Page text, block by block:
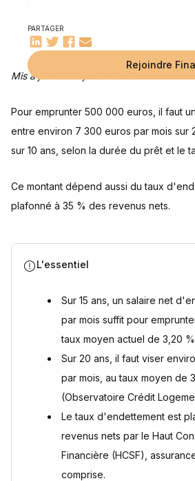
Augmenter votre capacité d'emprunt
Les aides et prêts complémentaires
Questions fréquentes
Quel est l'impact d'un autre crédit en
Peut-on emprunter 500 000 euros
Quel apport personnel est
Peut-on emprunter 500 000 euros
supérieure à 25 ans ?
PARTAGER
Rejoindre
Mis à jour le 30 juillet 2026
Pour emprunter 500 000 euros, il faut
entre environ 7 300 euros par mois sur
sur 10 ans, selon la durée du prêt et le
Ce montant dépend aussi du taux
plafonné à 35 % des revenus nets.
L'essentiel
Sur 15 ans, un salaire net
par mois suffit pour
taux moyen actuel de 3,20
Sur 20 ans, il faut viser
par mois, au taux moyen de
(Observatoire Crédit
Le taux d'endettement est
revenus nets par le Haut
Financière (HCSF),
comprise.